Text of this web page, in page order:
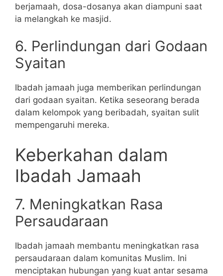
berjamaah, dosa-dosanya akan diampuni saat
ia melangkah ke masjid.
6. Perlindungan dari Godaan
Syaitan
Ibadah jamaah juga memberikan perlindungan
dari godaan syaitan. Ketika seseorang berada
dalam kelompok yang beribadah, syaitan sulit
mempengaruhi mereka.
Keberkahan dalam
Ibadah Jamaah
7. Meningkatkan Rasa
Persaudaraan
Ibadah jamaah membantu meningkatkan rasa
persaudaraan dalam komunitas Muslim. Ini
menciptakan hubungan yang kuat antar sesama